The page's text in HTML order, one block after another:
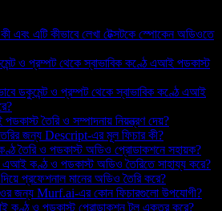
এবং এটি কীভাবে লেখা টেক্সটকে স্পোকেন অডিওতে
ও প্রম্পট থেকে স্বাভাবিক কণ্ঠে এআই পডকাস্ট
ডকুমেন্ট ও প্রম্পট থেকে স্বাভাবিক কণ্ঠে এআই
তৈরি ও সম্পাদনায় নিয়ন্ত্রণ দেয়?
জন্য Descript-এর মূল ফিচার কী?
তৈরি ও পডকাস্ট অডিও প্রোডাকশনে সহায়ক?
এআই কণ্ঠ ও পডকাস্ট অডিও তৈরিতে সাহায্য করে?
প্রফেশনাল মানের অডিও তৈরি করে?
জন্য Murf.ai-এর কোন ফিচারগুলো উপযোগী?
কণ্ঠ ও পডকাস্ট প্রোডাকশন টুল একত্র করে?